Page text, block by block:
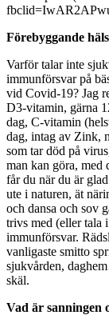
Förebyggande
Varför talar inte
immunförsvar på
vid Covid-19? Jag
D3-vitamin, gärna
dag, C-vitamin
dag, intag av Zink,
som tar död på
man kan göra, med
får du när du är
ute i naturen, ät
och dansa och sov
trivs med (eller tala
immunförsvar.
vanligaste smitto
sjukvården,
skäl.
Vad är sanningen